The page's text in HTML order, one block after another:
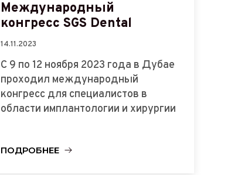
Международный
конгресс SGS Dental
14.11.2023
С 9 по 12 ноября 2023 года в Дубае
проходил международный
конгресс для специалистов в
области имплантологии и хирургии
ПОДРОБНЕЕ